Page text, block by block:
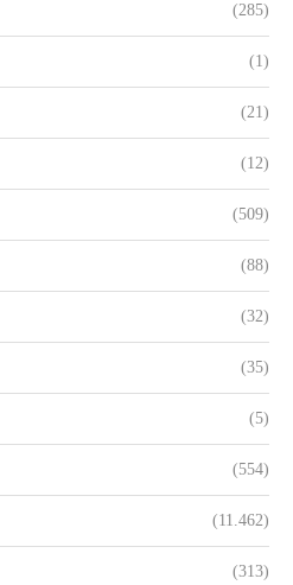
(285)
(1)
(21)
(12)
(509)
(88)
(32)
(35)
(5)
(554)
(11.462)
(313)